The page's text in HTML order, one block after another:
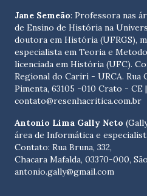
Jane Semeão: Professora nas
de Ensino de História na
doutora em História (UFRGS),
especialista em Teoria e
licenciada em História (UFC).
Regional do Cariri - URCA. Rua
Pimenta, 63105 -010 Crato - CE |
contato@resenhacritica.com.br
Antonio Lima Gally Neto
área de Informática e
Contato: Rua Bruna, 332,
Chacara Mafalda, 03370-000,
antonio.gally@gmail.com